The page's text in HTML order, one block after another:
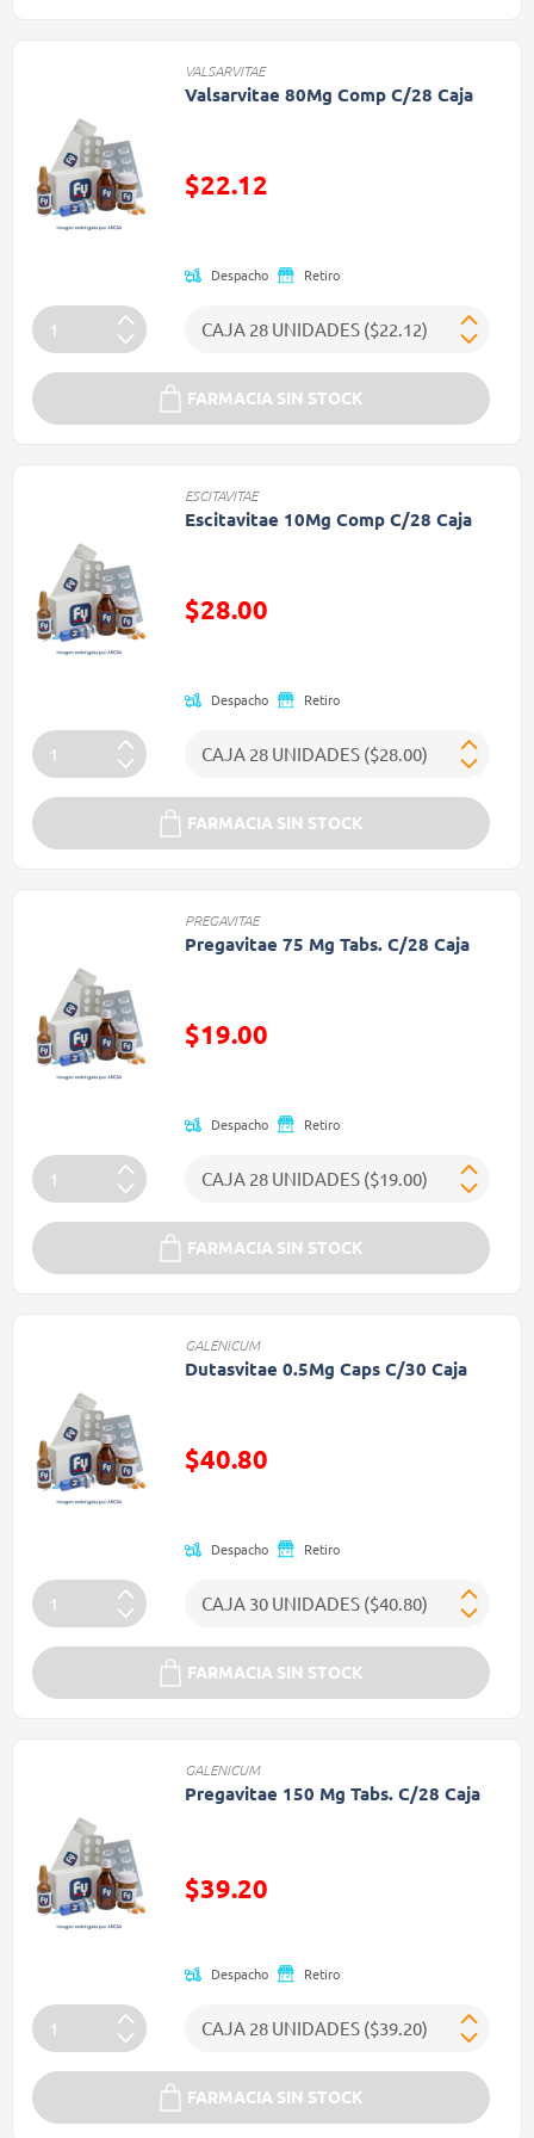
VALSARVITAE
Valsarvitae 80Mg Comp C/28 Caja
$22.12
Despacho Retiro
FARMACIA SIN STOCK
ESCITAVITAE
Escitavitae 10Mg Comp C/28 Caja
$28.00
Despacho Retiro
FARMACIA SIN STOCK
PREGAVITAE
Pregavitae 75 Mg Tabs. C/28 Caja
$19.00
Despacho Retiro
FARMACIA SIN STOCK
GALENICUM
Dutasvitae 0.5Mg Caps C/30 Caja
$40.80
Despacho Retiro
FARMACIA SIN STOCK
GALENICUM
Pregavitae 150 Mg Tabs. C/28 Caja
Precio reducido de
$39.20
Despacho Retiro
FARMACIA SIN STOCK